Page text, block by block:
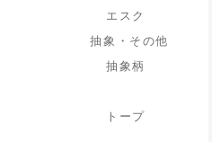
エスク
抽象・その他
抽象柄
トープ